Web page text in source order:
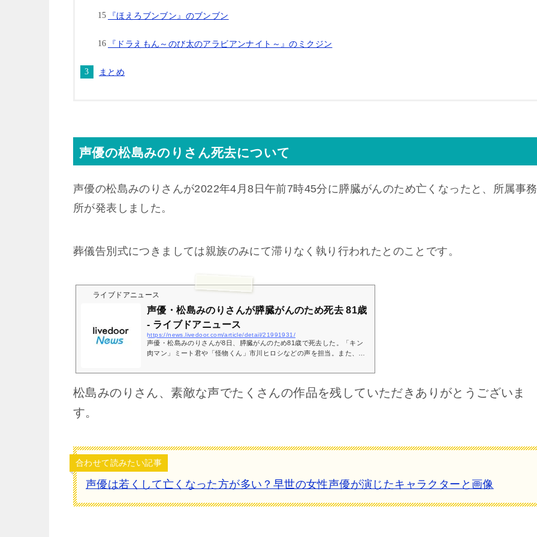
『ほえろブンブン』のブンブン
『ドラえもん～のび太のアラビアンナイト～』のミクジン
まとめ
声優の松島みのりさん死去について
声優の松島みのりさんが2022年4月8日午前7時45分に膵臓がんのため亡くなったと、所属事務
所が発表しました。
葬儀告別式につきましては親族のみにて滞りなく執り行われたとのことです。
ライブドアニュース
声優・松島みのりさんが膵臓がんのため死去 81歳
- ライブドアニュース
https://news.livedoor.com/article/detail/21991931/
声優・松島みのりさんが8日、膵臓がんのため81歳で死去した。「キン
肉マン」ミート君や「怪物くん」市川ヒロシなどの声を担当。また、
松島みのりさん、素敵な声でたくさんの作品を残していただきありがとうございま
す。
合わせて読みたい記事
声優は若くして亡くなった方が多い？早世の女性声優が演じたキャラクターと画像